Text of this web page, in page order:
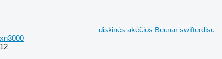
diskinės akėčios Bednar swifterdisc
xn3000
12